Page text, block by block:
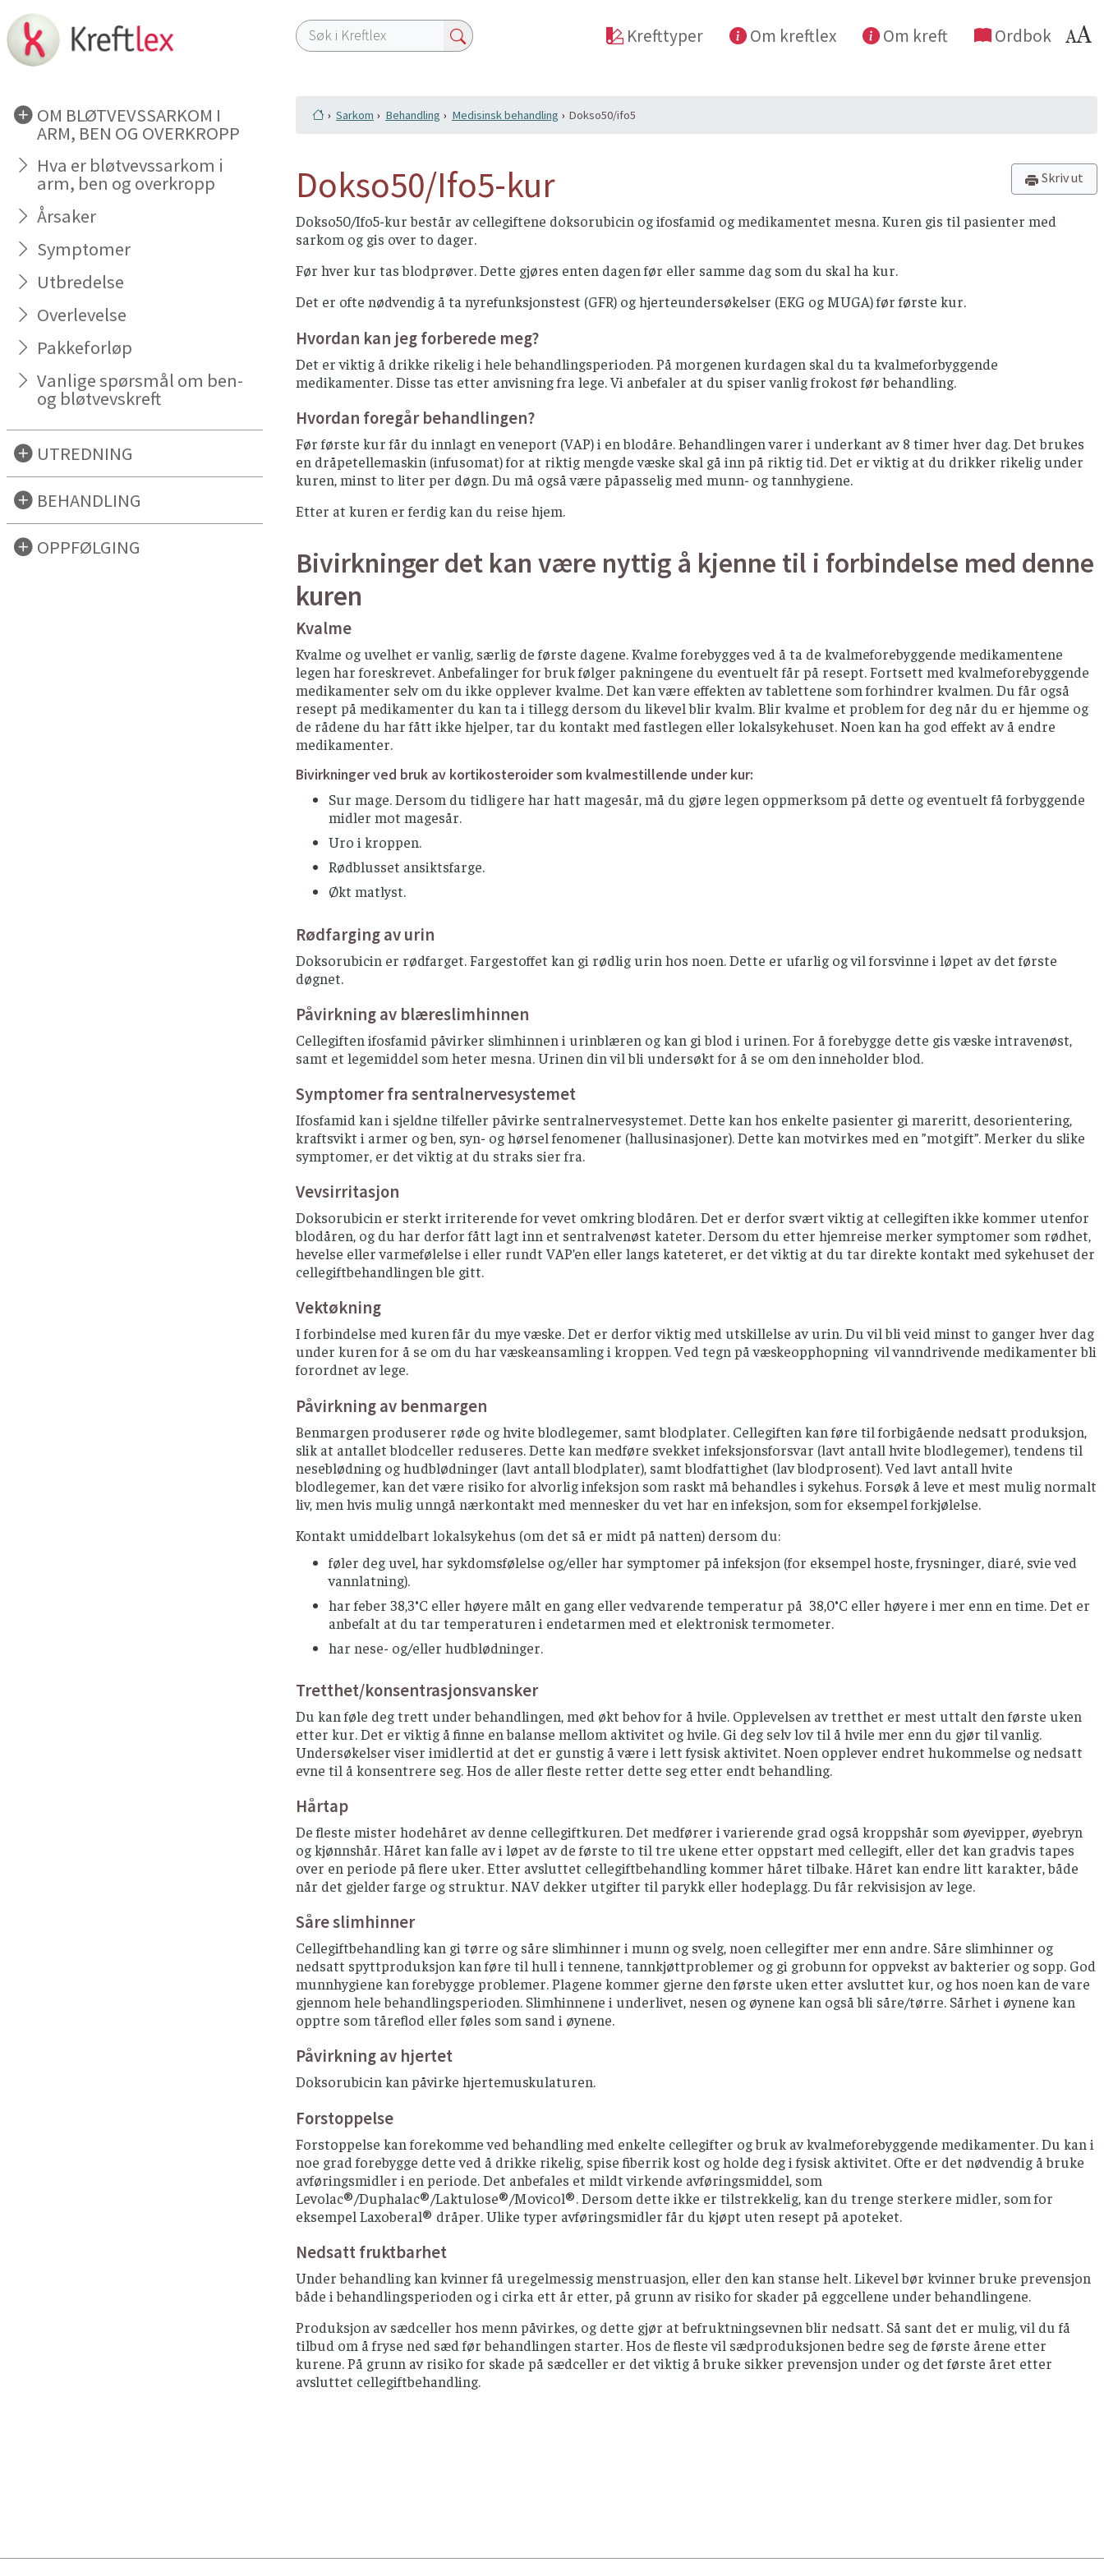
OM BLØTVEVSSARKOM I
ARM, BEN OG OVERKROPP
Hva er bløtvevssarkom i
arm, ben og overkropp
Årsaker
Symptomer
Utbredelse
Overlevelse
Pakkeforløp
Vanlige spørsmål om ben-
og bløtvevskreft
UTREDNING
BEHANDLING
OPPFØLGING
Krefttyper Om kreftlex Om kreft Ordbok
Sarkom Behandling Medisinsk behandling Dokso50/ifo5
Skriv ut
Dokso50/Ifo5-kur
Dokso50/Ifo5-kur består av cellegiftene doksorubicin og ifosfamid og medikamentet mesna. Kuren gis til pasienter med
sarkom og gis over to dager.
Før hver kur tas blodprøver. Dette gjøres enten dagen før eller samme dag som du skal ha kur.
Det er ofte nødvendig å ta nyrefunksjonstest (GFR) og hjerteundersøkelser (EKG og MUGA) før første kur.
Hvordan kan jeg forberede meg?
Det er viktig å drikke rikelig i hele behandlingsperioden. På morgenen kurdagen skal du ta kvalmeforbyggende
medikamenter. Disse tas etter anvisning fra lege. Vi anbefaler at du spiser vanlig frokost før behandling.
Hvordan foregår behandlingen?
Før første kur får du innlagt en veneport (VAP) i en blodåre. Behandlingen varer i underkant av 8 timer hver dag. Det brukes
en dråpetellemaskin (infusomat) for at riktig mengde væske skal gå inn på riktig tid. Det er viktig at du drikker rikelig under
kuren, minst to liter per døgn. Du må også være påpasselig med munn- og tannhygiene.
Etter at kuren er ferdig kan du reise hjem.
Bivirkninger det kan være nyttig å kjenne til i forbindelse med denne
kuren
Kvalme
Kvalme og uvelhet er vanlig, særlig de første dagene. Kvalme forebygges ved å ta de kvalmeforebyggende medikamentene
legen har foreskrevet. Anbefalinger for bruk følger pakningene du eventuelt får på resept. Fortsett med kvalmeforebyggende
medikamenter selv om du ikke opplever kvalme. Det kan være effekten av tablettene som forhindrer kvalmen. Du får også
resept på medikamenter du kan ta i tillegg dersom du likevel blir kvalm. Blir kvalme et problem for deg når du er hjemme og
de rådene du har fått ikke hjelper, tar du kontakt med fastlegen eller lokalsykehuset. Noen kan ha god effekt av å endre
medikamenter.
Bivirkninger ved bruk av kortikosteroider som kvalmestillende under kur:
Sur mage. Dersom du tidligere har hatt magesår, må du gjøre legen oppmerksom på dette og eventuelt få forbyggende
midler mot magesår.
Uro i kroppen.
Rødblusset ansiktsfarge.
Økt matlyst.
Rødfarging av urin
Doksorubicin er rødfarget. Fargestoffet kan gi rødlig urin hos noen. Dette er ufarlig og vil forsvinne i løpet av det første
døgnet.
Påvirkning av blæreslimhinnen
Cellegiften ifosfamid påvirker slimhinnen i urinblæren og kan gi blod i urinen. For å forebygge dette gis væske intravenøst,
samt et legemiddel som heter mesna. Urinen din vil bli undersøkt for å se om den inneholder blod.
Symptomer fra sentralnervesystemet
Ifosfamid kan i sjeldne tilfeller påvirke sentralnervesystemet. Dette kan hos enkelte pasienter gi mareritt, desorientering,
kraftsvikt i armer og ben, syn- og hørsel fenomener (hallusinasjoner). Dette kan motvirkes med en ”motgift”. Merker du slike
symptomer, er det viktig at du straks sier fra.
Vevsirritasjon
Doksorubicin er sterkt irriterende for vevet omkring blodåren. Det er derfor svært viktig at cellegiften ikke kommer utenfor
blodåren, og du har derfor fått lagt inn et sentralvenøst kateter. Dersom du etter hjemreise merker symptomer som rødhet,
hevelse eller varmefølelse i eller rundt VAP’en eller langs kateteret, er det viktig at du tar direkte kontakt med sykehuset der
cellegiftbehandlingen ble gitt.
Vektøkning
I forbindelse med kuren får du mye væske. Det er derfor viktig med utskillelse av urin. Du vil bli veid minst to ganger hver dag
under kuren for å se om du har væskeansamling i kroppen. Ved tegn på væskeopphopning vil vanndrivende medikamenter bli
forordnet av lege.
Påvirkning av benmargen
Benmargen produserer røde og hvite blodlegemer, samt blodplater. Cellegiften kan føre til forbigående nedsatt produksjon,
slik at antallet blodceller reduseres. Dette kan medføre svekket infeksjonsforsvar (lavt antall hvite blodlegemer), tendens til
neseblødning og hudblødninger (lavt antall blodplater), samt blodfattighet (lav blodprosent). Ved lavt antall hvite
blodlegemer, kan det være risiko for alvorlig infeksjon som raskt må behandles i sykehus. Forsøk å leve et mest mulig normalt
liv, men hvis mulig unngå nærkontakt med mennesker du vet har en infeksjon, som for eksempel forkjølelse.
Kontakt umiddelbart lokalsykehus (om det så er midt på natten) dersom du:
føler deg uvel, har sykdomsfølelse og/eller har symptomer på infeksjon (for eksempel hoste, frysninger, diaré, svie ved
vannlatning).
har feber 38,3°C eller høyere målt en gang eller vedvarende temperatur på 38,0°C eller høyere i mer enn en time. Det er
anbefalt at du tar temperaturen i endetarmen med et elektronisk termometer.
har nese- og/eller hudblødninger.
Tretthet/konsentrasjonsvansker
Du kan føle deg trett under behandlingen, med økt behov for å hvile. Opplevelsen av tretthet er mest uttalt den første uken
etter kur. Det er viktig å finne en balanse mellom aktivitet og hvile. Gi deg selv lov til å hvile mer enn du gjør til vanlig.
Undersøkelser viser imidlertid at det er gunstig å være i lett fysisk aktivitet. Noen opplever endret hukommelse og nedsatt
evne til å konsentrere seg. Hos de aller fleste retter dette seg etter endt behandling.
Hårtap
De fleste mister hodehåret av denne cellegiftkuren. Det medfører i varierende grad også kroppshår som øyevipper, øyebryn
og kjønnshår. Håret kan falle av i løpet av de første to til tre ukene etter oppstart med cellegift, eller det kan gradvis tapes
over en periode på flere uker. Etter avsluttet cellegiftbehandling kommer håret tilbake. Håret kan endre litt karakter, både
når det gjelder farge og struktur. NAV dekker utgifter til parykk eller hodeplagg. Du får rekvisisjon av lege.
Såre slimhinner
Cellegiftbehandling kan gi tørre og såre slimhinner i munn og svelg, noen cellegifter mer enn andre. Såre slimhinner og
nedsatt spyttproduksjon kan føre til hull i tennene, tannkjøttproblemer og gi grobunn for oppvekst av bakterier og sopp. God
munnhygiene kan forebygge problemer. Plagene kommer gjerne den første uken etter avsluttet kur, og hos noen kan de vare
gjennom hele behandlingsperioden. Slimhinnene i underlivet, nesen og øynene kan også bli såre/tørre. Sårhet i øynene kan
opptre som tåreflod eller føles som sand i øynene.
Påvirkning av hjertet
Doksorubicin kan påvirke hjertemuskulaturen.
Forstoppelse
Forstoppelse kan forekomme ved behandling med enkelte cellegifter og bruk av kvalmeforebyggende medikamenter. Du kan i
noe grad forebygge dette ved å drikke rikelig, spise fiberrik kost og holde deg i fysisk aktivitet. Ofte er det nødvendig å bruke
avføringsmidler i en periode. Det anbefales et mildt virkende avføringsmiddel, som
Levolac®/Duphalac®/Laktulose®/Movicol®. Dersom dette ikke er tilstrekkelig, kan du trenge sterkere midler, som for
eksempel Laxoberal® dråper. Ulike typer avføringsmidler får du kjøpt uten resept på apoteket.
Nedsatt fruktbarhet
Under behandling kan kvinner få uregelmessig menstruasjon, eller den kan stanse helt. Likevel bør kvinner bruke prevensjon
både i behandlingsperioden og i cirka ett år etter, på grunn av risiko for skader på eggcellene under behandlingene.
Produksjon av sædceller hos menn påvirkes, og dette gjør at befruktningsevnen blir nedsatt. Så sant det er mulig, vil du få
tilbud om å fryse ned sæd før behandlingen starter. Hos de fleste vil sædproduksjonen bedre seg de første årene etter
kurene. På grunn av risiko for skade på sædceller er det viktig å bruke sikker prevensjon under og det første året etter
avsluttet cellegiftbehandling.